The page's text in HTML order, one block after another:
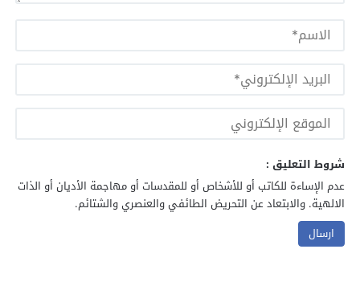
شروط التعليق :
عدم الإساءة للكاتب أو للأشخاص أو للمقدسات أو مهاجمة الأديان أو الذات
الالهية. والابتعاد عن التحريض الطائفي والعنصري والشتائم.